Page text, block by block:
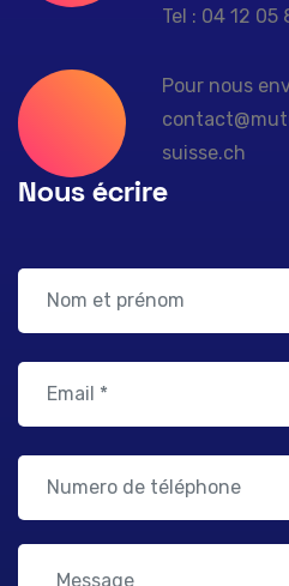
Tel : 04 12 05
Pour nous
suisse.ch
Nous écrire